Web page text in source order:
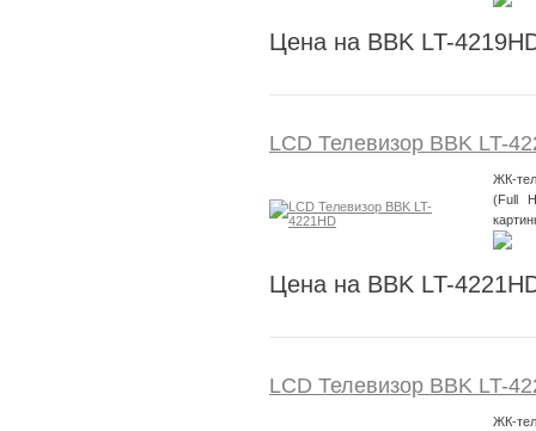
Цена на BBK LT-
LCD Телевизор BBK LT-
ЖК-
(Full
Цена на BBK LT-
LCD Телевизор BBK LT-
ЖК-